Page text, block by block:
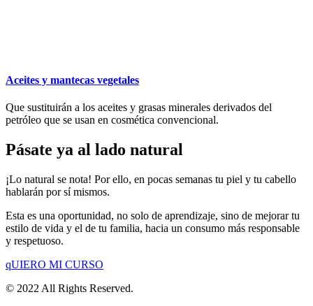
Aceites y mantecas vegetales
Que sustituirán a los aceites y grasas minerales derivados del
petróleo que se usan en cosmética convencional.
Pásate ya al lado natural
¡Lo natural se nota! Por ello, en pocas semanas tu piel y tu cabello
hablarán por sí mismos.
Esta es una oportunidad, no solo de aprendizaje, sino de mejorar tu
estilo de vida y el de tu familia, hacia un consumo más responsable
y respetuoso.
qUIERO MI CURSO
© 2022 All Rights Reserved.